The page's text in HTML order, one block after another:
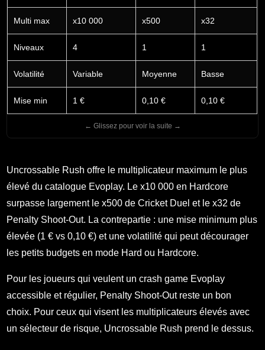
Multi max x10 000 x500 x32
Niveaux 4 1 1
Volatilité Variable Moyenne Basse
Mise min 1 € 0,10 € 0,10 €
Uncrossable Rush offre le multiplicateur maximum le plus
élevé du catalogue Evoplay. Le x10 000 en Hardcore
surpasse largement le x500 de Cricket Duel et le x32 de
Penalty Shoot-Out. La contrepartie : une mise minimum plus
élevée (1 € vs 0,10 €) et une volatilité qui peut décourager
les petits budgets en mode Hard ou Hardcore.
Pour les joueurs qui veulent un crash game Evoplay
accessible et régulier, Penalty Shoot-Out reste un bon
choix. Pour ceux qui visent les multiplicateurs élevés avec
un sélecteur de risque, Uncrossable Rush prend le dessus.